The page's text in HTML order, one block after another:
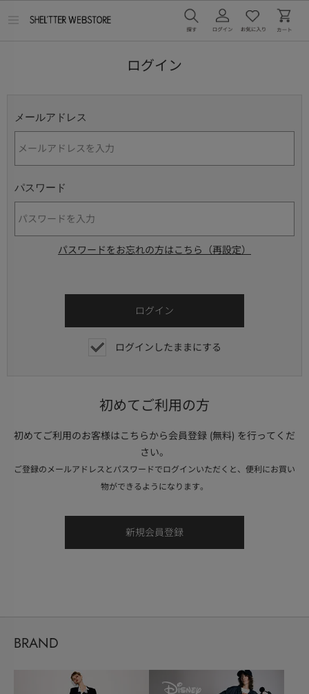
ログイン
メールアドレス
パスワード
パスワードをお忘れの方はこちら（再設定）
ログインしたままにする
初めてご利用の方
初めてご利用のお客様はこちらから会員登録 (無料) を行ってくだ
さい。
ご登録のメールアドレスとパスワードでログインいただくと、便利にお買い
物ができるようになります。
BRAND